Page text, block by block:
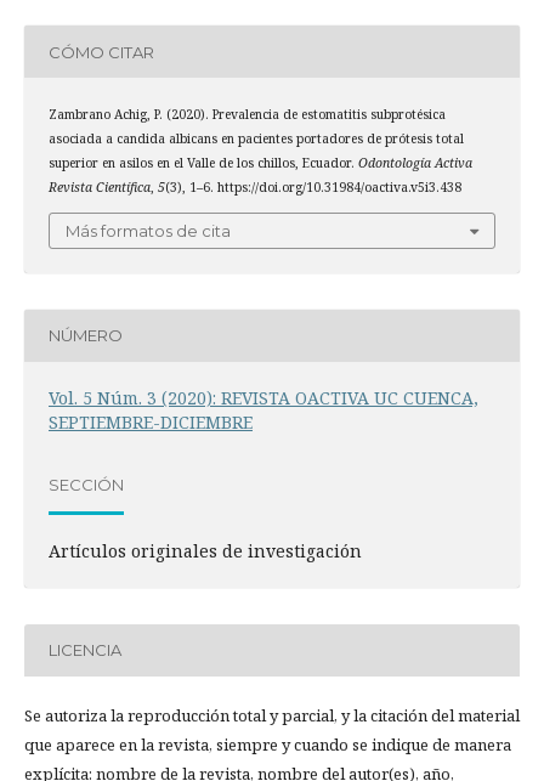
CÓMO CITAR
Zambrano Achig, P. (2020). Prevalencia de estomatitis subprotésica
asociada a candida albicans en pacientes portadores de prótesis total
superior en asilos en el Valle de los chillos, Ecuador. Odontología Activa
Revista Científica, 5(3), 1–6. https://doi.org/10.31984/oactiva.v5i3.438
Más formatos de cita
NÚMERO
Vol. 5 Núm. 3 (2020): REVISTA OACTIVA UC CUENCA,
SEPTIEMBRE-DICIEMBRE
SECCIÓN
Artículos originales de investigación
LICENCIA
Se autoriza la reproducción total y parcial, y la citación del material
que aparece en la revista, siempre y cuando se indique de manera
explícita: nombre de la revista, nombre del autor(es), año,